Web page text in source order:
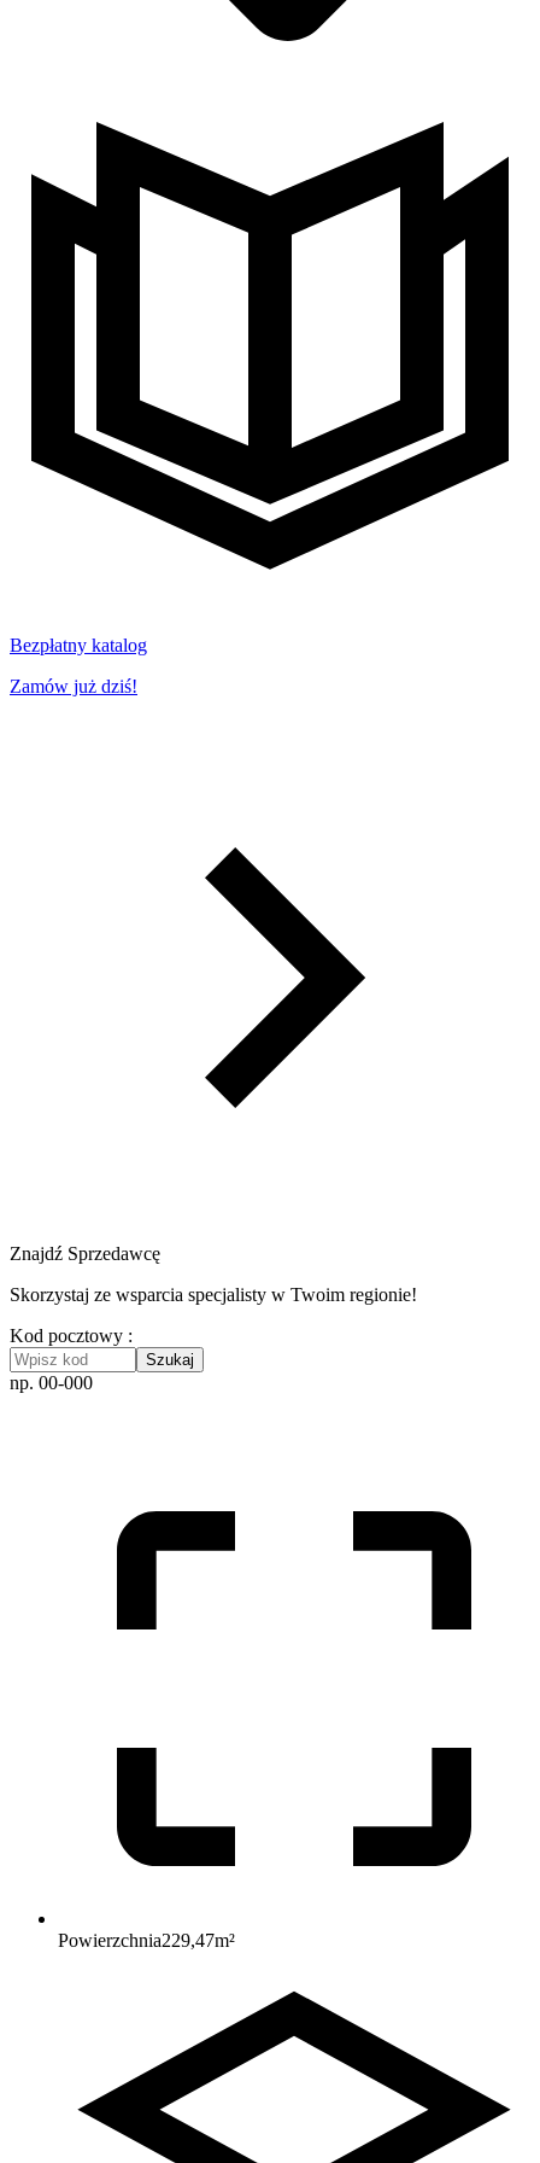
Bezpłatny katalog
Zamów już dziś!
Znajdź Sprzedawcę
Skorzystaj ze wsparcia specjalisty w Twoim regionie!
Kod pocztowy :
Szukaj
np. 00-000
Powierzchnia229,47m²